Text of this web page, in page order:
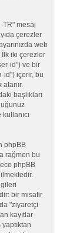
TR" mesaj
çerezler
web
İlk iki çerezler
id") ve bir
id") içerir, bu
atanır.
başlıkları
phpBB
rağmen bu
phpBB
bir misafir
"ziyaretçi
kayıtlar